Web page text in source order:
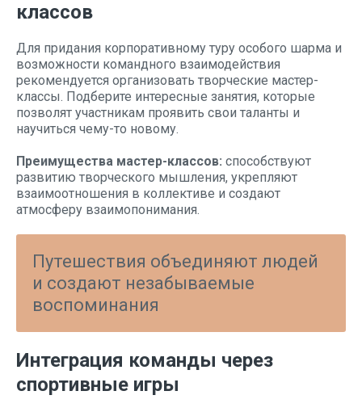
классов
Для придания корпоративному туру особого шарма и
возможности командного взаимодействия
рекомендуется организовать творческие мастер-
классы. Подберите интересные занятия, которые
позволят участникам проявить свои таланты и
научиться чему-то новому.
Преимущества мастер-классов: способствуют
развитию творческого мышления, укрепляют
взаимоотношения в коллективе и создают
атмосферу взаимопонимания.
Путешествия объединяют людей
и создают незабываемые
воспоминания
Интеграция команды через
спортивные игры